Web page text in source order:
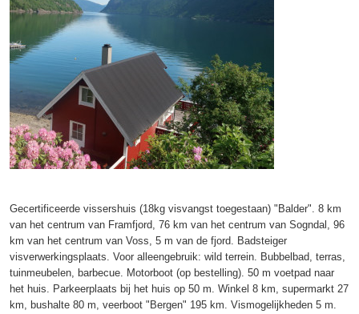
Gecertificeerde vissershuis (18kg visvangst toegestaan) "Balder". 8 km
van het centrum van Framfjord, 76 km van het centrum van Sogndal, 96
km van het centrum van Voss, 5 m van de fjord. Badsteiger
visverwerkingsplaats. Voor alleengebruik: wild terrein. Bubbelbad, terras,
tuinmeubelen, barbecue. Motorboot (op bestelling). 50 m voetpad naar
het huis. Parkeerplaats bij het huis op 50 m. Winkel 8 km, supermarkt 27
km, bushalte 80 m, veerboot "Bergen" 195 km. Vismogelijkheden 5 m.